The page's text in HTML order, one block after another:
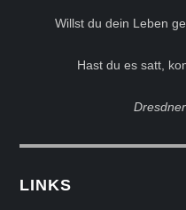
Willst du dein Leben
Hast du es satt,
LINKS